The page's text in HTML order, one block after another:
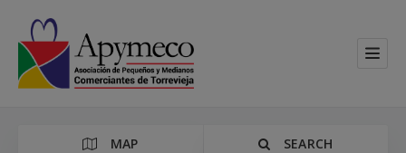
MAP SEARCH